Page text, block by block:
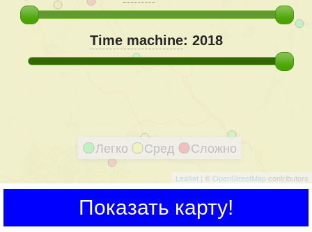
Легко Сред Сложно
Leaflet | © OpenStreetMapcontributors
Time machine: 2018
Показать карту!